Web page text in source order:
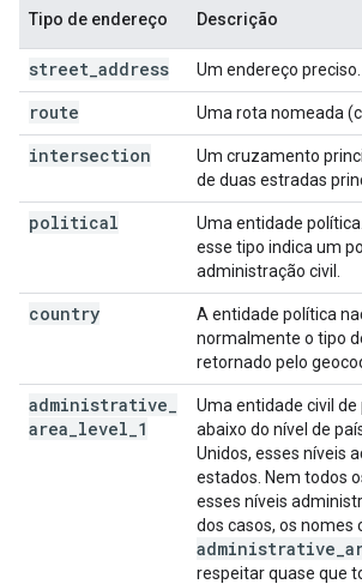
Tipo de endereço Descrição
street address Um endereço preciso.
route Uma rota nomeada
intersection
Um cruzamento
de duas estradas
political
Uma entidade
esse tipo indica um
administração civil.
country
A entidade política
normalmente o tipo
retornado pelo
administrative
area level 1
Uma entidade civil
abaixo do nível de
Unidos, esses níveis
estados. Nem todos
esses níveis
dos casos, os nomes
administrative
respeitar quase que